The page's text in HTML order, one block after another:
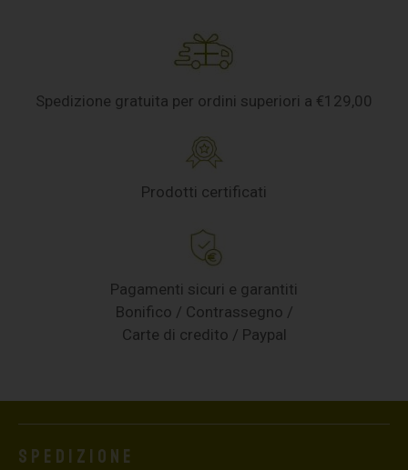
Spedizione gratuita per ordini superiori a €129,00
Prodotti certificati
Pagamenti sicuri e garantiti
Bonifico / Contrassegno /
Carte di credito / Paypal
Spedizione